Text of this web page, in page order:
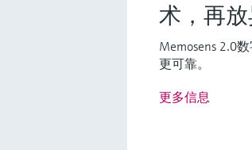
术，再
Memosens 2.0
更可靠。
更多信息